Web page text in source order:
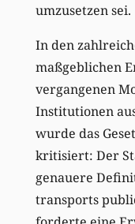
umzusetzen sei.
In den
maßgeblichen
vergangenen
Institutionen
wurde das
kritisiert: Der
genauere
transports